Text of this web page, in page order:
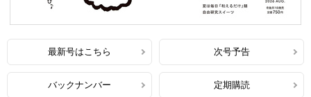
最新号はこちら 次号予告
バックナンバー 定期購読